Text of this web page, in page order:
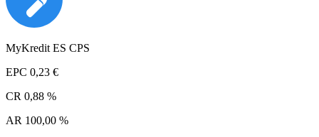
MyKredit ES CPS
EPC 0,23 €
CR 0,88 %
AR 100,00 %